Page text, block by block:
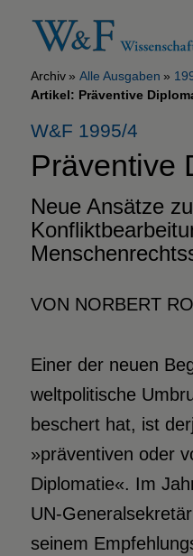
Archiv Alle Ausgaben
Artikel: Präventive
W&F 1995/4
Präventive
Neue Ansätze
VON NORBERT
Einer der neuen
weltpolitische
beschert hat, ist
»präventiven oder
Diplomatie«. Im
UN-
seinem